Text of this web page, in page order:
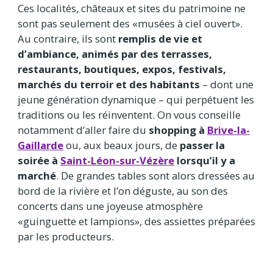
Ces localités, châteaux et sites du patrimoine ne
sont pas seulement des «musées à ciel ouvert».
Au contraire, ils sont remplis de vie et
d’ambiance, animés par des terrasses,
restaurants, boutiques, expos, festivals,
marchés du terroir et des habitants – dont une
jeune génération dynamique – qui perpétuent les
traditions ou les réinventent. On vous conseille
notamment d’aller faire du shopping à Brive-la-
Gaillardeou, aux beaux jours, de passer la
soirée à Saint-Léon-sur-Vézère lorsqu’il y a
marché. De grandes tables sont alors dressées au
bord de la rivière et l’on déguste, au son des
concerts dans une joyeuse atmosphère
«guinguette et lampions», des assiettes préparées
par les producteurs.